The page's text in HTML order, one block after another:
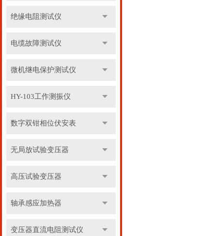
绝缘电阻测试仪
电缆故障测试仪
微机继电保护测试仪
HY-103工作测振仪
数字双钳相位伏安表
无局放试验变压器
高压试验变压器
轴承感应加热器
变压器直流电阻测试仪